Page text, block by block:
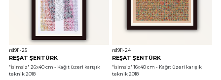
rs1911-25
REŞAT ŞENTÜRK
"İsimsiz" 26x40 cm - Kağıt üzeri karışık
teknik 2018
rs1911-24
REŞAT ŞENTÜRK
"İsimsiz" 16x40 cm - Kağıt üzeri karışık
teknik 2018